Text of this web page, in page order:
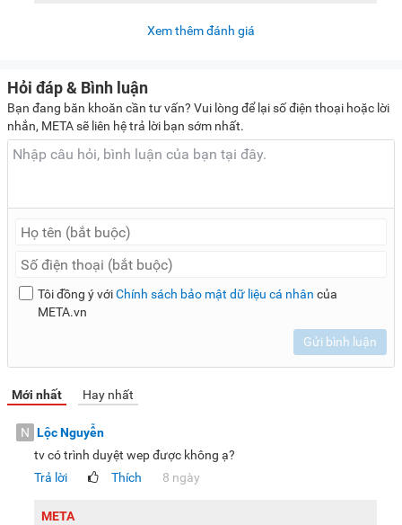
Xem thêm đánh giá
Hỏi đáp & Bình luận
Bạn đang băn khoăn cần tư vấn? Vui lòng để lại số điện thoại hoặc lời
nhắn, META sẽ liên hệ trả lời bạn sớm nhất.
Tôi đồng ý vớiChính sách bảo mật dữ liệu cá nhân của
META.vn
Gửi bình luận
Mới nhất Hay nhất
N Lộc Nguyễn
tv có trình duyệt wep được không ạ?
Trả lời
Thích 8 ngày
META